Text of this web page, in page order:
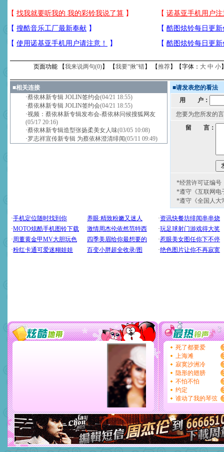
页面功能 【我来说两句(0)】 【我要“揪”错】 【推荐】【字体： 大 中 小
■相关连接
·蔡依林新专辑 JOLIN签约会(04/21 18:55)
·蔡依林新专辑 JOLIN签约会(04/21 18:55)
·视频：蔡依林新专辑发布会-蔡依林问候搜狐网友
(05/17 20:16)
·蔡依林新专辑造型张扬柔美女人味(03/05 10:08)
·罗志祥宣传新专辑 为蔡依林澄清绯闻(05/11 09:49)
■请发表您的看法
用 户：
您要为您所发的
留 言：
*经营许可证编号
*遵守《互联网电
*遵守《全国人大